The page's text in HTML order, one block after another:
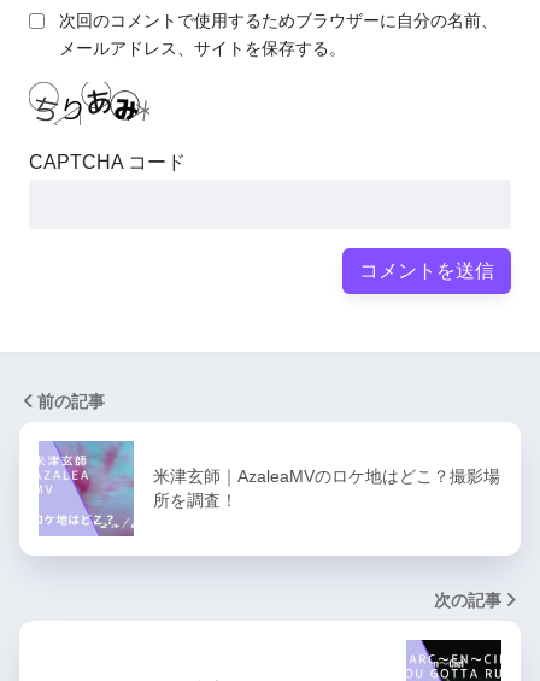
次回のコメントで使用するためブラウザーに自分の名前、
メールアドレス、サイトを保存する。
CAPTCHA コード
前の記事
米津玄師｜AzaleaMVのロケ地はどこ？撮影場
所を調査！
次の記事